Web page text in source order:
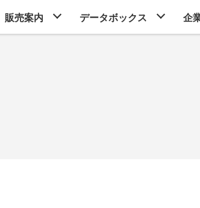
販売案内 データボックス 企